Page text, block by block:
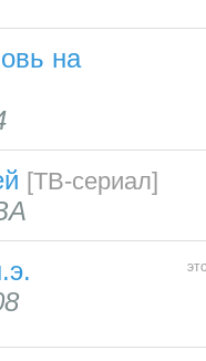
на
[ТВ-сериал]